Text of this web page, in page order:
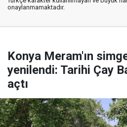
onaylanmamaktadır.
Konya Meram'ın
yenilendi: Tarihi Çay
açtı